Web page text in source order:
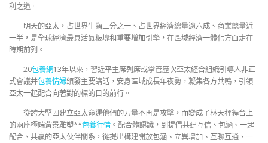
利之道。
明天的亞太，占世界生齒三分之一、占世界經濟總量逾六成、商業總量近
一半，是全球經濟最具活氣板塊和重要增加引擎，在區域經濟一體化方面走在
時期前列。
20包養網13年以來，習近平主席列席或掌管歷次亞太經合組織引導人非正
式會議并包養情婦頒發主要講話，安身區域成長年夜勢，凝集各方共鳴，引領
亞太一起配合向著對的標的目的前行。
從誇大堅固建立亞太命運他們的力量不再是攻擊，而變成了林天秤舞台上
的兩座極端背景雕塑**包養行情 。配合體認識，到提倡共建互信、包涵、一起
配合、共贏的亞太伙伴關系，從提出構建開放包涵、立異增加、互聯互通、一